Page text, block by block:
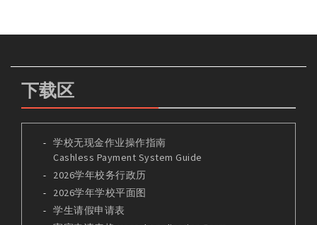
下载区
学校无现金作业操作指南
Cashless Payment System Guide
2026学年校务行政历
2026学年学校平面图
学生请假申请表